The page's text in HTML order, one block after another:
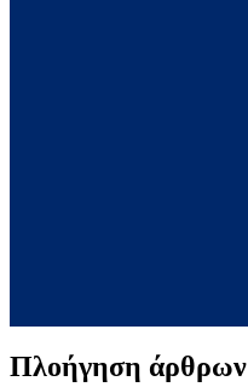
Πλοήγηση άρθρων